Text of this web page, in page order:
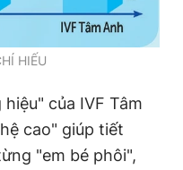
HIẾU
của IVF Tâm
cao" giúp tiết
"em bé phôi",